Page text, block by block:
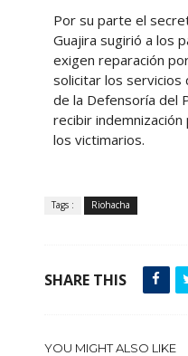
Por su parte el
Guajira sugirió a los
exigen reparación
solicitar los servicios
de la Defensoría del
recibir
los victimarios.
Tags : Riohacha
SHARE THIS
YOU MIGHT ALSO LIKE